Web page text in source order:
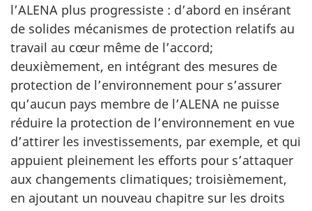
l’ALENA plus progressiste : d’abord en insérant
de solides mécanismes de protection relatifs au
travail au cœur même de l’accord;
deuxièmement, en intégrant des mesures de
protection de l’environnement pour s’assurer
qu’aucun pays membre de l’ALENA ne puisse
réduire la protection de l’environnement en vue
d’attirer les investissements, par exemple, et qui
appuient pleinement les efforts pour s’attaquer
aux changements climatiques; troisièmement,
en ajoutant un nouveau chapitre sur les droits